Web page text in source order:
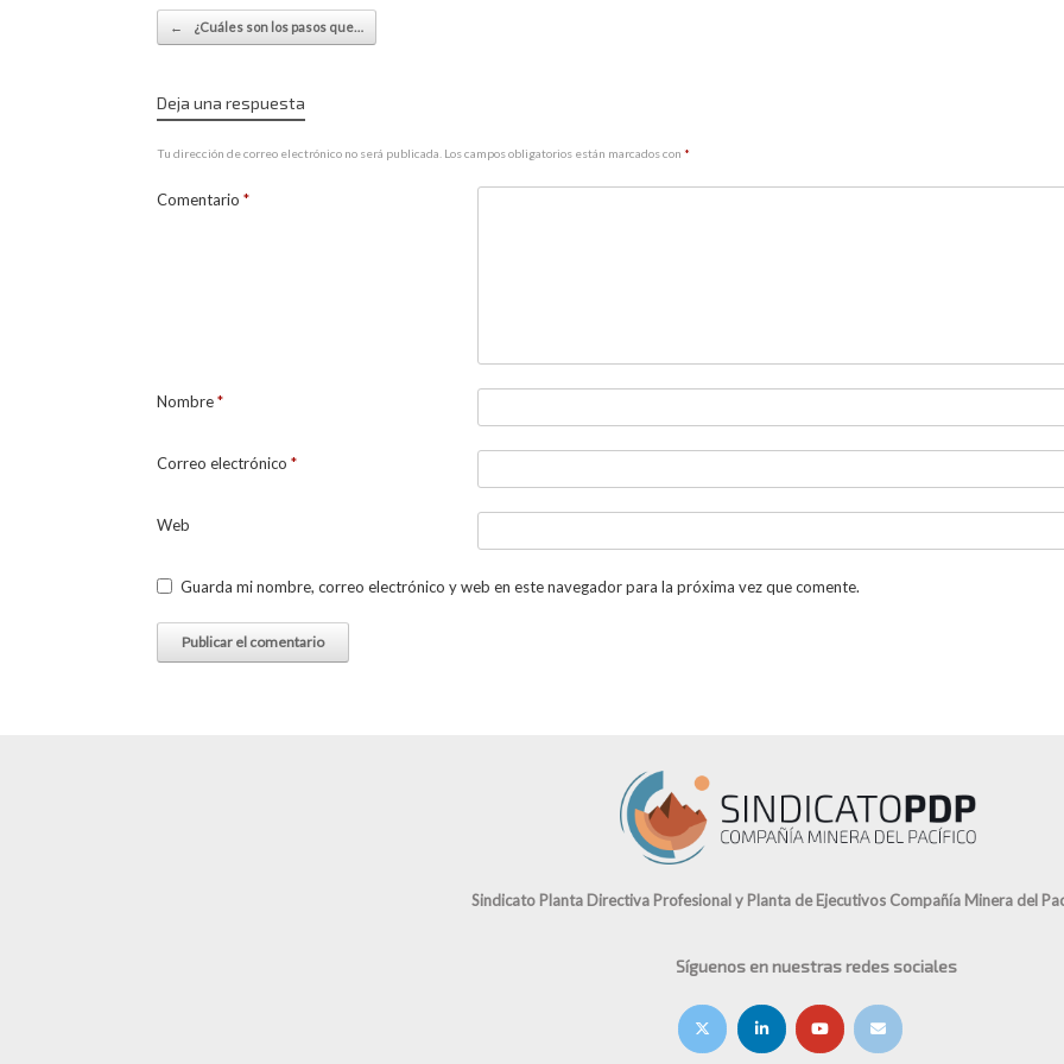
Navegador de artículos
← ¿Cuáles son los pasos que…
Deja una respuesta
Tu dirección de correo electrónico no será publicada. Los campos obligatorios están marcados con *
Comentario *
Nombre*
Correo electrónico *
Web
Guarda mi nombre, correo electrónico y web en este navegador para la próxima vez que comente.
Sindicato Planta Directiva Profesional y Planta de Ejecutivos Compañía Minera del
Síguenos en nuestras redes sociales